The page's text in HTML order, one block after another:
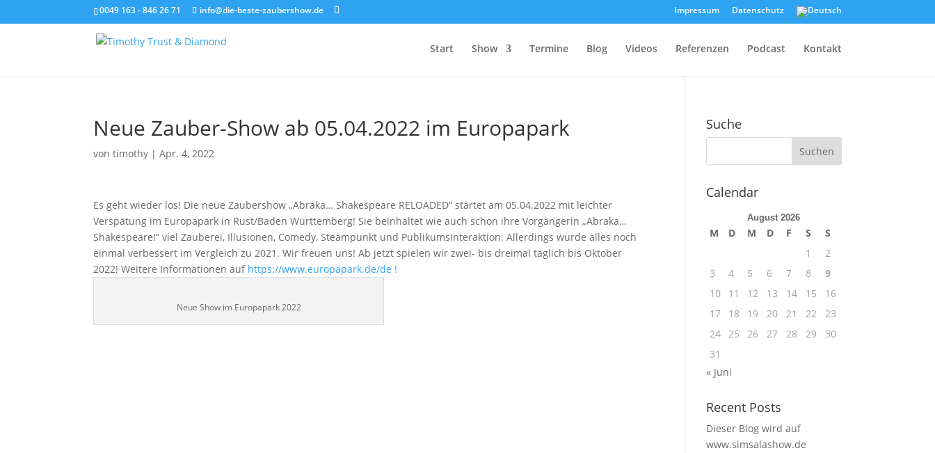
0049 163 - 846 26 71 info@die-beste-zaubershow.de Impressum Datenschutz
Start Show Termine Blog Videos Referenzen Podcast Kontakt
Neue Zauber-Show ab 05.04.2022 im Europapark
vontimothy |Apr. 4, 2022
Es geht wieder los! Die neue Zaubershow „Abraka… Shakespeare RELOADED“ startet am 05.04.2022 mit leichter
Verspätung im Europapark in Rust/Baden Württemberg! Sie beinhaltet wie auch schon ihre Vorgängerin „Abraka…
Shakespeare!“ viel Zauberei, Illusionen, Comedy, Steampunkt und Publikumsinteraktion. Allerdings wurde alles noch
einmal verbessert im Vergleich zu 2021. Wir freuen uns! Ab jetzt spielen wir zwei- bis dreimal täglich bis Oktober
2022! Weitere Informationen auf https://www.europapark.de/de !
Neue Show im Europapark 2022
Suche
Calendar
August 2026
M D M D F S
S
1
2
3
4 5 6 7 8
9
10
11 12 13 14 15
16
17
18 19 20 21 22
23
24 25 26 27 28 29
30
31
« Juni
Recent Posts
Dieser Blog wird auf
www.simsalashow.de